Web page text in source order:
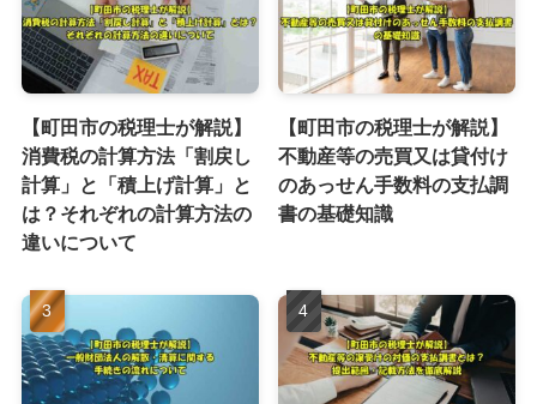
【町田市の税理士が解説】
消費税の計算方法「割戻し
計算」と「積上げ計算」と
は？それぞれの計算方法の
違いについて
【町田市の税理士が解説】
不動産等の売買又は貸付け
のあっせん手数料の支払調
書の基礎知識